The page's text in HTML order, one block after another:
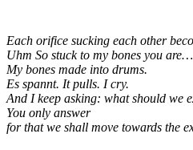
Each orifice sucking each other
Uhm So stuck to my bones you are…
My bones made into drums.
Es spannt. It pulls. I cry.
And I keep asking: what should we
You only answer
for that we shall move towards the